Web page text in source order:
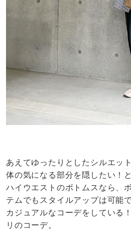
あえてゆったりとしたシルエッ
体の気になる部分を隠したい！
ハイウエストのボトムスなら、
テムでもスタイルアップは可能
カジュアルなコーデをしている
リのコーデ。